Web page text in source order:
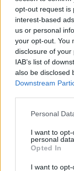
opt-out request is
interest-based
us or personal
your opt-out. You
disclosure of
IAB’s list of
also be disclosed
Downstream
Please note that
not limited to
grant or deny
use your data for
consent section.
Personal
I want to
personal data.
Opted In
I want to
FLASH